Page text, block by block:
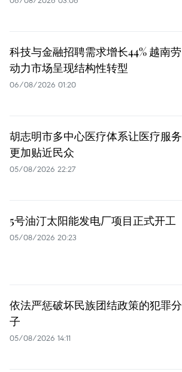
科技与金融招聘需求增长44% 越南劳
动力市场呈现结构性转型
06/08/2026 01:20
胡志明市多中心医疗体系让医疗服务
更加贴近民众
05/08/2026 22:27
5号油汀太阳能发电厂项目正式开工
05/08/2026 20:23
依法严惩破坏民族团结政策的犯罪分
子
05/08/2026 14:11